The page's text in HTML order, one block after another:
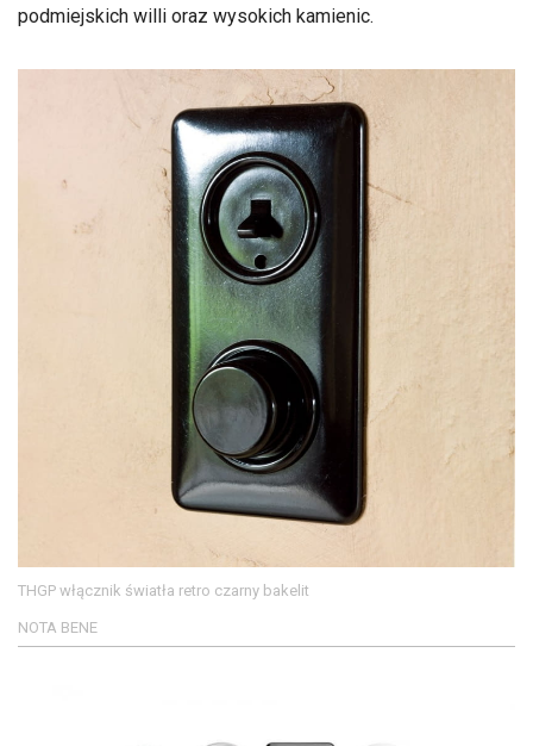
podmiejskich willi oraz wysokich kamienic.
THGP włącznik światła retro czarny bakelit
NOTA BENE